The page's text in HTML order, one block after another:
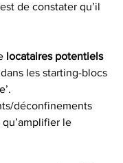
de constater qu’il
locataires potentiels
les starting-blocs
déconfinements
le